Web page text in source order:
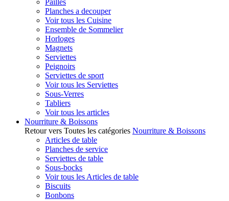
Pailles
Planches a decouper
Voir tous les Cuisine
Ensemble de Sommelier
Horloges
Magnets
Serviettes
Peignoirs
Serviettes de sport
Voir tous les Serviettes
Sous-Verres
Tabliers
Voir tous les articles
Nourriture & Boissons
Retour vers Toutes les catégories Nourriture & Boissons
Articles de table
Planches de service
Serviettes de table
Sous-bocks
Voir tous les Articles de table
Biscuits
Bonbons